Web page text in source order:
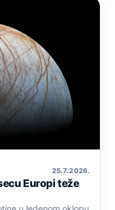
25. 7. 2026.
Europi teže